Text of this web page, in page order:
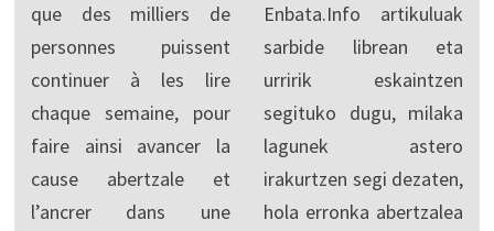
que des milliers de
personnes puissent
continuer à les lire
chaque semaine, pour
faire ainsi avancer la
cause abertzale et
l’ancrer dans une
Enbata.Info artikuluak
sarbide librean eta
urririk eskaintzen
segituko dugu, milaka
lagunek astero
irakurtzen segi dezaten,
hola erronka abertzalea